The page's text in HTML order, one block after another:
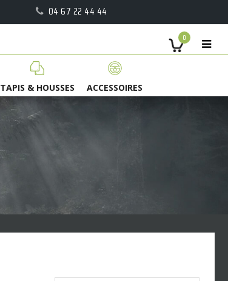
04 67 22 44 44
0
TAPIS & HOUSSES ACCESSOIRES